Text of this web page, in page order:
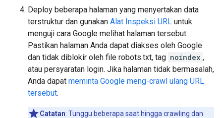
Deploy beberapa halaman yang menyertakan data
terstruktur dan gunakan Alat Inspeksi URL untuk
menguji cara Google melihat halaman tersebut.
Pastikan halaman Anda dapat diakses oleh Google
dan tidak diblokir oleh file robots.txt, tag noindex ,
atau persyaratan login. Jika halaman tidak bermasalah,
Anda dapat meminta Google meng-crawl ulang URL
tersebut.
Catatan: Tunggu beberapa saat hingga crawling dan